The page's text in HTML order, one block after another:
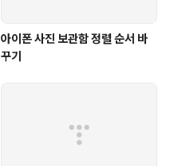
아이폰 사진 보관함 정렬 순서 바
꾸기